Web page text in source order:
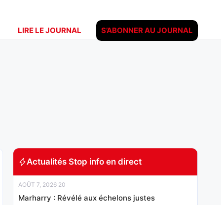
LIRE LE JOURNAL S’ABONNER AU JOURNAL
Actualités Stop info en direct
AOÛT 7, 2026 20
Marharry : Révélé aux échelons justes